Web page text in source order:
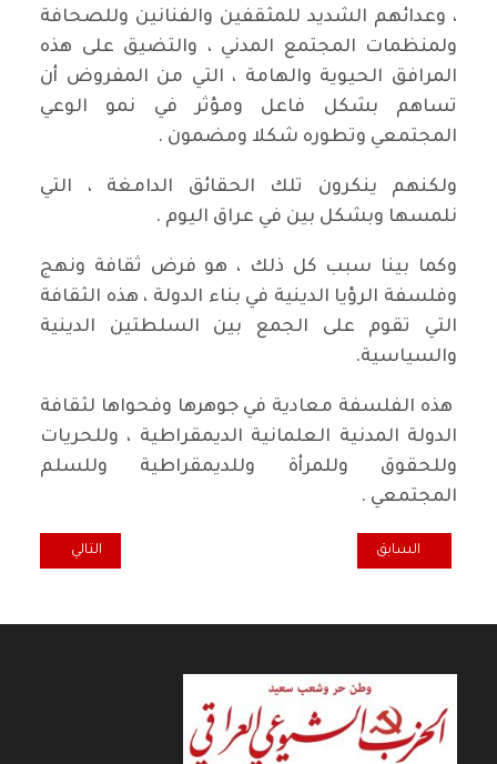
، وعدائهم الشديد للمثقفين والفنانين وللصحافة
ولمنظمات المجتمع المدني ، والتضيق على هذه
المرافق الحيوية والهامة ، التي من المفروض أن
تساهم بشكل فاعل ومؤثر في نمو الوعي
المجتمعي وتطوره شكلا ومضمون .
ولكنهم ينكرون تلك الحقائق الدامغة ، التي
نلمسها وبشكل بين في عراق اليوم .
وكما بينا سبب كل ذلك ، هو فرض ثقافة ونهج
وفلسفة الرؤيا الدينية في بناء الدولة ، هذه الثقافة
التي تقوم على الجمع بين السلطتين الدينية
والسياسية.
هذه الفلسفة معادية في جوهرها وفحواها لثقافة
الدولة المدنية العلمانية الديمقراطية ، وللحريات
وللحقوق وللمرأة وللديمقراطية وللسلم
المجتمعي .
المقال السابق: لتتجدد احزاننا بهذا اليوم المشؤوم
السابق المقال التالي:
التالي